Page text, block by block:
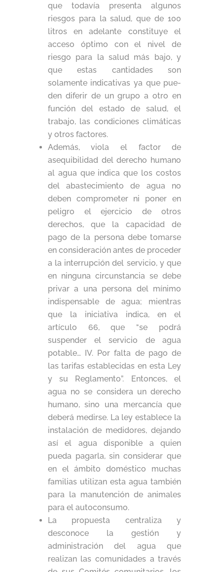
que todavía presenta algunos
riesgos para la salud, que de 100
litros en adelante constituye el
acceso óptimo con el nivel de
riesgo para la salud más bajo, y
que estas cantidades son
solamente indicativas ya que pue­
den diferir de un grupo a otro en
función del estado de salud, el
trabajo, las condiciones climáticas
y otros factores.
Además, viola el factor de
asequibilidad del derecho humano
al agua que indica que los costos
del abastecimiento de agua no
deben comprometer ni poner en
peligro el ejercicio de otros
derechos, que la capacidad de
pago de la persona debe tomarse
en consideración antes de proceder
a la interrupción del servicio, y que
en ninguna circunstancia se debe
privar a una persona del mínimo
indispensable de agua; mientras
que la iniciativa indica, en el
artículo 66, que “se podrá
suspender el servicio de agua
potable… IV. Por falta de pago de
las tarifas establecidas en esta Ley
y su Reglamento”. Entonces, el
agua no se considera un derecho
humano, sino una mercancía que
deberá medirse. La ley establece la
instalación de medidores, dejando
así el agua disponible a quien
pueda pagarla, sin considerar que
en el ámbito doméstico muchas
familias utilizan esta agua también
para la manutención de animales
para el autoconsumo.
La propuesta centraliza y
desconoce la gestión y
administración del agua que
realizan las comunidades a través